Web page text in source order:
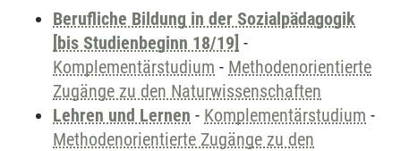
Berufliche Bildung in der Sozialpädagogik
[bis Studienbeginn 18/19] -
Komplementärstudium - Methodenorientierte
Zugänge zu den Naturwissenschaften
Lehren und Lernen - Komplementärstudium -
Methodenorientierte Zugänge zu den